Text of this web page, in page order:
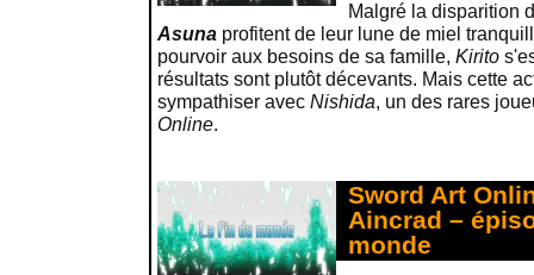
Malgré la disparition
Asuna profitent de leur lune de miel
pourvoir aux besoins de sa famille, Kirito
résultats sont plutôt décevants. Mais cette
sympathiser avec Nishida, un des rares
Online.
Sword Art
Aincrad –
monde